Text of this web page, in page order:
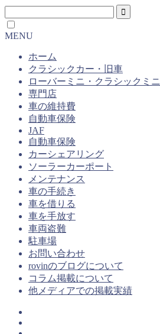
MENU
ホーム
クラシックカー・旧車
ローバーミニ・クラシックミニ
専門店
車の維持費
自動車保険
JAF
自動車保険
カーシェアリング
ソーラーカーポート
メンテナンス
車の手続き
車を借りる
車を手放す
車両盗難
駐車場
お問い合わせ
rovinのブログについて
コラム掲載について
他メディアでの掲載実績